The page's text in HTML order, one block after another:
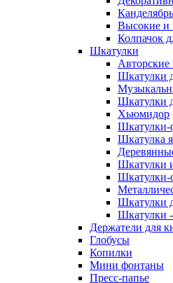
Высокие и
Колпачок
Шкатулки
Авторские
Шкатулки
Шкатулки
Хьюмидор
Шкатулки-
Шкатулка
Шкатулки
Шкатулки-
Шкатулки
Шкатулки
Держатели для
Глобусы
Копилки
Мини фонтаны
Пресс-папье